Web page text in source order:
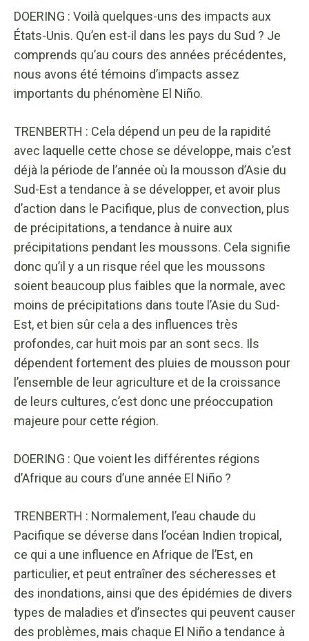
DOERING : Voilà quelques-uns des impacts aux
États-Unis. Qu’en est-il dans les pays du Sud ? Je
comprends qu’au cours des années précédentes,
nous avons été témoins d’impacts assez
importants du phénomène El Niño.
TRENBERTH : Cela dépend un peu de la rapidité
avec laquelle cette chose se développe, mais c’est
déjà la période de l’année où la mousson d’Asie du
Sud-Est a tendance à se développer, et avoir plus
d’action dans le Pacifique, plus de convection, plus
de précipitations, a tendance à nuire aux
précipitations pendant les moussons. Cela signifie
donc qu’il y a un risque réel que les moussons
soient beaucoup plus faibles que la normale, avec
moins de précipitations dans toute l’Asie du Sud-
Est, et bien sûr cela a des influences très
profondes, car huit mois par an sont secs. Ils
dépendent fortement des pluies de mousson pour
l’ensemble de leur agriculture et de la croissance
de leurs cultures, c’est donc une préoccupation
majeure pour cette région.
DOERING : Que voient les différentes régions
d’Afrique au cours d’une année El Niño ?
TRENBERTH : Normalement, l’eau chaude du
Pacifique se déverse dans l’océan Indien tropical,
ce qui a une influence en Afrique de l’Est, en
particulier, et peut entraîner des sécheresses et
des inondations, ainsi que des épidémies de divers
types de maladies et d’insectes qui peuvent causer
des problèmes, mais chaque El Niño a tendance à